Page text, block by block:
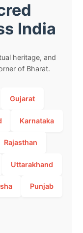
India
heritage, and
of Bharat.
Gujarat
Karnataka
Rajasthan
Uttarakhand
Punjab